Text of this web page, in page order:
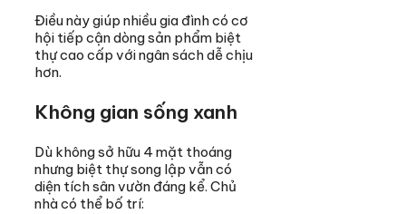
Điều này giúp nhiều gia đình có cơ
hội tiếp cận dòng sản phẩm biệt
thự cao cấp với ngân sách dễ chịu
hơn.
Không gian sống xanh
Dù không sở hữu 4 mặt thoáng
nhưng biệt thự song lập vẫn có
diện tích sân vườn đáng kể. Chủ
nhà có thể bố trí: